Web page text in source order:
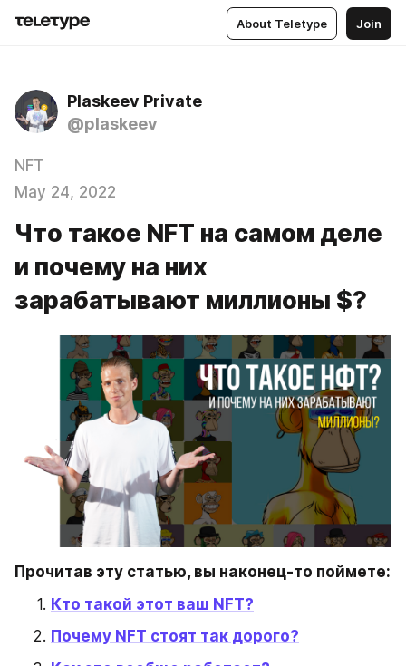
About Teletype Join
Plaskeev Private
@plaskeev
NFT
May 24, 2022
Что такое NFT на самом деле
и почему на них
зарабатывают миллионы $?
Прочитав эту статью, вы наконец-то поймете:
Кто такой этот ваш NFT?
Почему NFT стоят так дорого?